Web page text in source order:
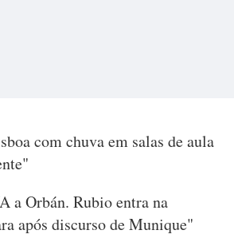
com chuva em salas de aula
a Orbán. Rubio entra na
após discurso de Munique"